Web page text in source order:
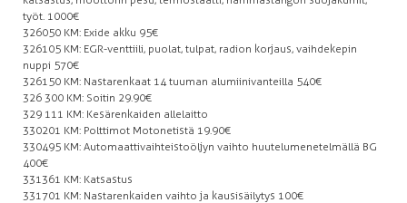
työt. 1000€
326 050 KM: Exide akku 95€
326 105 KM: EGR-venttiili, puolat, tulpat, radion korjaus, vaihdekepin
nuppi 570€
326 150 KM: Nastarenkaat 14 tuuman alumiinivanteilla 540€
326 300 KM: Soitin 29.90€
329 111 KM: Kesärenkaiden allelaitto
330 201 KM: Polttimot Motonetistä 19.90€
330 495 KM: Automaattivaihteistoöljyn vaihto huutelumenetelmällä BG
400€
331 361 KM: Katsastus
331 701 KM: Nastarenkaiden vaihto ja kausisäilytys 100€